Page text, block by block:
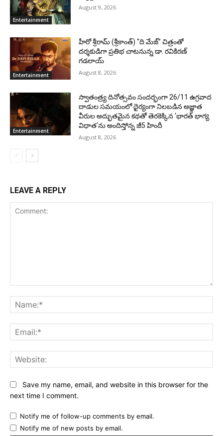
Entertainment
August 9, 2026
Entertainment
హీరో శ్రీరామ్ (శ్రీకాంత్) “ది మేజ్” చిత్రంతో
దర్శకుడిగా ప్రతిభ చాటనున్న డా. రవికిరణ్
గడలాయ్
August 8, 2026
Entertainment
స్వాతంత్ర్య దినోత్సవం సందర్భంగా 26/11 ఉగ్రవాద
దాడుల సమయంలో ధైర్యంగా నిలబడిన అజ్ఞాత
వీరుల అద్భుతమైన కథతో తెరకెక్కిన ‘భారత్ భాగ్య
విధాత’ను అందిస్తోన్న జీ5 హిందీ
August 8, 2026
LEAVE A REPLY
Save my name, email, and website in this browser for the
next time I comment.
Notify me of follow-up comments by email.
Notify me of new posts by email.